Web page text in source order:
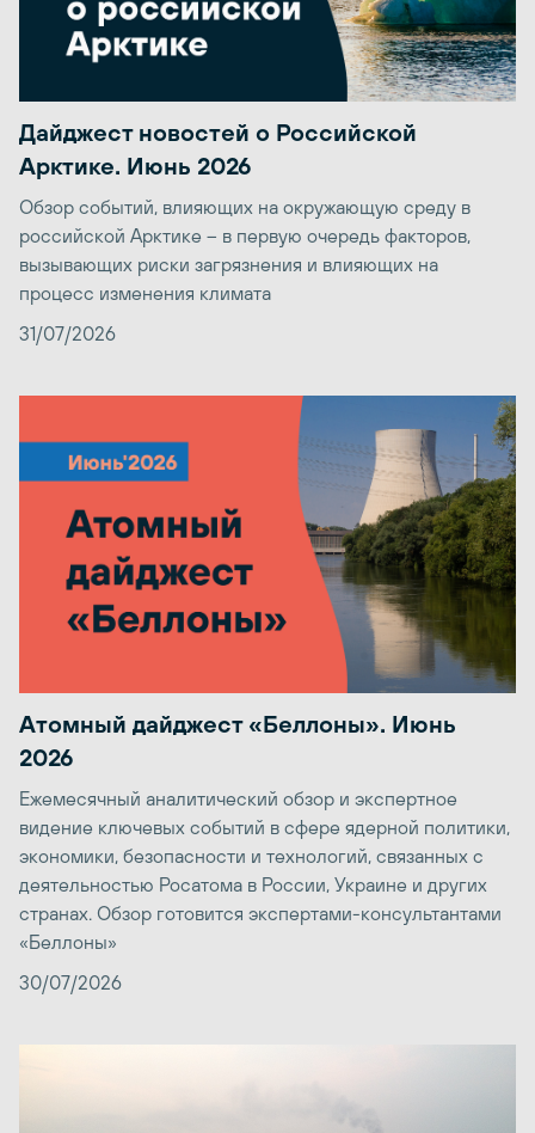
Дайджест новостей о Российской
Арктике. Июнь 2026
Обзор событий, влияющих на окружающую среду в
российской Арктике – в первую очередь факторов,
вызывающих риски загрязнения и влияющих на
процесс изменения климата
31/07/2026
Атомный дайджест «Беллоны». Июнь
2026
Ежемесячный аналитический обзор и экспертное
видение ключевых событий в сфере ядерной политики,
экономики, безопасности и технологий, связанных с
деятельностью Росатома в России, Украине и других
странах. Обзор готовится экспертами-консультантами
«Беллоны»
30/07/2026